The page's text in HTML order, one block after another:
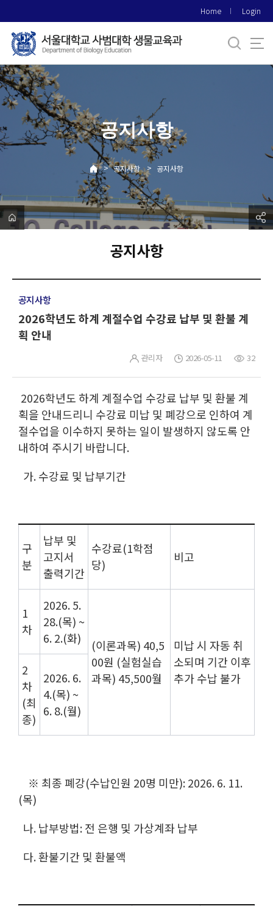
로
메
뉴
Home Login
공지사항
> 공지사항 > 공지사항
공지사항
공지사항
2026학년도 하계 계절수업 수강료 납부 및 환불 계
획 안내
관리자 2026-05-11 32
2026학년도 하계 계절수업 수강료 납부 및 환불 계
획을 안내드리니 수강료 미납 및 폐강으로 인하여 계
절수업을 이수하지 못하는 일이 발생하지 않도록 안
내하여 주시기 바랍니다.
가. 수강료 및 납부기간
구
분
납부 및
고지서
출력기간
수강료(1학점
당)
비고
1
차
2026. 5.
28.(목) ~
6. 2.(화)
(이론과목) 40,5
00원 (실험실습
과목) 45,500월
미납 시 자동 취
소되며 기간 이후
추가 수납 불가
2
차
(최
종)
2026. 6.
4.(목) ~
6. 8.(월)
※ 최종 폐강(수납인원 20명 미만): 2026. 6. 11.
(목)
나. 납부방법: 전 은행 및 가상계좌 납부
다. 환불기간 및 환불액